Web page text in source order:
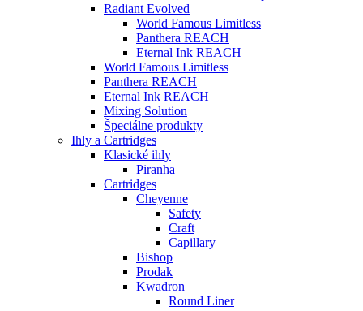
Radiant Evolved
World Famous Limitless
Panthera REACH
Eternal Ink REACH
World Famous Limitless
Panthera REACH
Eternal Ink REACH
Mixing Solution
Špeciálne produkty
Ihly a Cartridges
Klasické ihly
Piranha
Cartridges
Cheyenne
Safety
Craft
Capillary
Bishop
Prodak
Kwadron
Round Liner